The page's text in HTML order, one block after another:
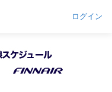
ログイン